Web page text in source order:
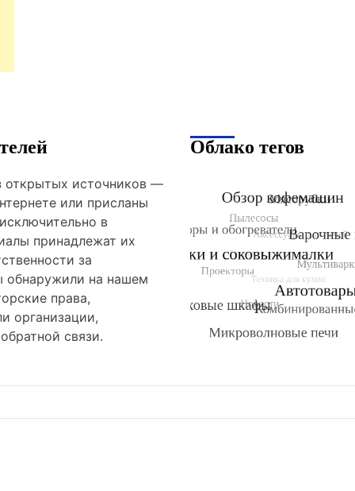
открытых источников —
или присланы
в
принадлежат их
за
обнаружили на нашем
права,
организации,
связи.
Облако тегов